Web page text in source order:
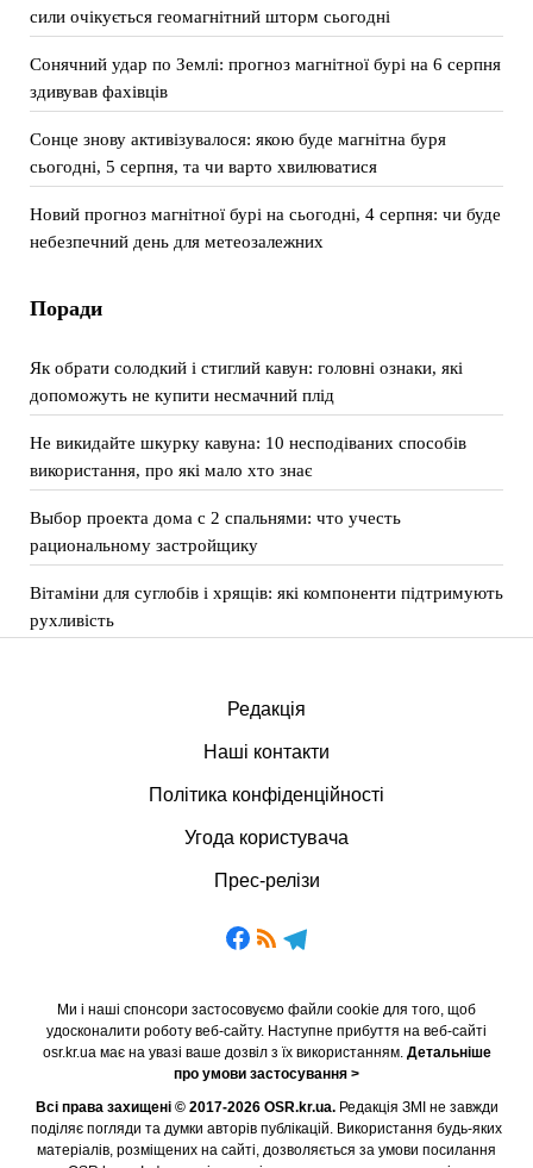
сили очікується геомагнітний шторм сьогодні
Сонячний удар по Землі: прогноз магнітної бурі на 6 серпня
здивував фахівців
Сонце знову активізувалося: якою буде магнітна буря
сьогодні, 5 серпня, та чи варто хвилюватися
Новий прогноз магнітної бурі на сьогодні, 4 серпня: чи буде
небезпечний день для метеозалежних
Поради
Як обрати солодкий і стиглий кавун: головні ознаки, які
допоможуть не купити несмачний плід
Не викидайте шкурку кавуна: 10 несподіваних способів
використання, про які мало хто знає
Выбор проекта дома с 2 спальнями: что учесть
рациональному застройщику
Вітаміни для суглобів і хрящів: які компоненти підтримують
рухливість
Редакція
Наші контакти
Політика конфіденційності
Угода користувача
Прес-релізи
Ми і наші спонсори застосовуємо файли cookie для того, щоб
удосконалити роботу веб-сайту. Наступне прибуття на веб-сайті
osr.kr.ua має на увазі ваше дозвіл з їх використанням. Детальніше
про умови застосування >
Всі права захищені © 2017-2026 OSR.kr.ua.Редакція ЗМІ не завжди
поділяє погляди та думки авторів публікацій. Використання будь-яких
матеріалів, розміщених на сайті, дозволяється за умови посилання